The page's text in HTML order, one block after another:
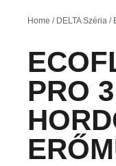
Home / DELTA Széria /
PRO 3